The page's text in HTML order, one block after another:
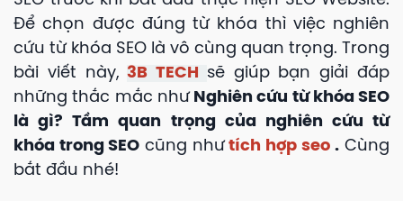
Để chọn được đúng từ khóa thì việc nghiên
cứu từ khóa SEO là vô cùng quan trọng. Trong
bài viết này, 3B TECH sẽ giúp bạn giải đáp
những thắc mắc nhưNghiên cứu từ khóa SEO
là gì? Tầm quan trọng của nghiên cứu từ
khóa trong SEO cũng như tích hợp seo . Cùng
bắt đầu nhé!